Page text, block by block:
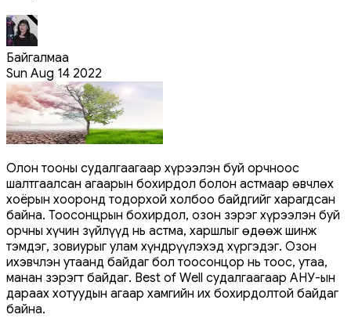
Байгалмаа
Sun Aug 14 2022
Олон тооны судалгаагаар хүрээлэн буй орчноос
шалтгаалсан агаарын бохирдол болон астмаар өвчлөх
хоёрын хооронд тодорхой холбоо байдгийг харагдсан
байна. Тоосонцрын бохирдол, озон зэрэг хүрээлэн буй
орчны хүчин зүйлүүд нь астма, харшлыг өдөөж шинж
тэмдэг, зовиурыг улам хүндрүүлэхэд хүргэдэг. Озон
ихэвчлэн утаанд байдаг бол тоосонцор нь тоос, утаа,
манан зэрэгт байдаг. Best of Well судалгаагаар АНУ-ын
дараах хотуудын агаар хамгийн их бохирдолтой байдаг
байна.